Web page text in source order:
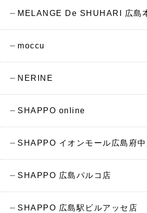
MELANGE De SHUHARI 広島
moccu
NERINE
SHAPPO online
SHAPPO イオンモール広島府
SHAPPO 広島パルコ店
SHAPPO 広島駅ビルアッセ店